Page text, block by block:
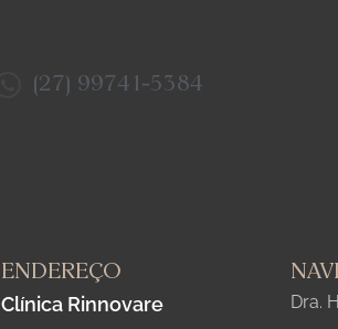
(27) 99741-5384
ENDEREÇO
Clínica Rinnovare Dra.